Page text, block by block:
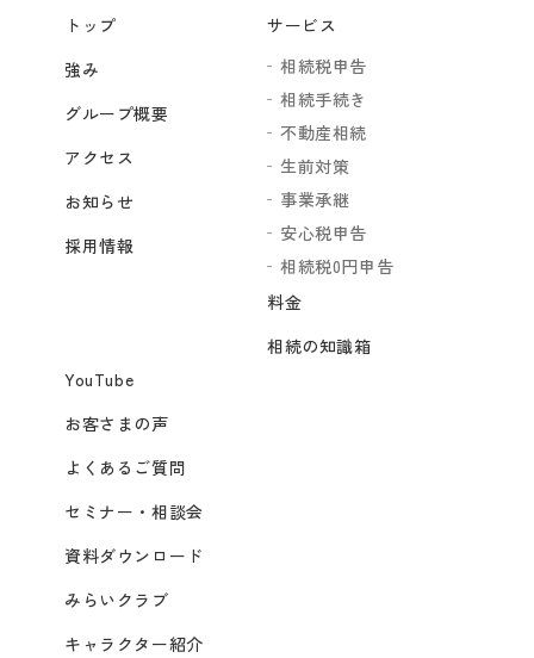
トップ
強み
グループ概要
アクセス
お知らせ
採用情報
サービス
相続税申告
相続手続き
不動産相続
生前対策
事業承継
安心税申告
相続税0円申告
料金
相続の知識箱
YouTube
お客さまの声
よくあるご質問
セミナー・相談会
資料ダウンロード
みらいクラブ
キャラクター紹介